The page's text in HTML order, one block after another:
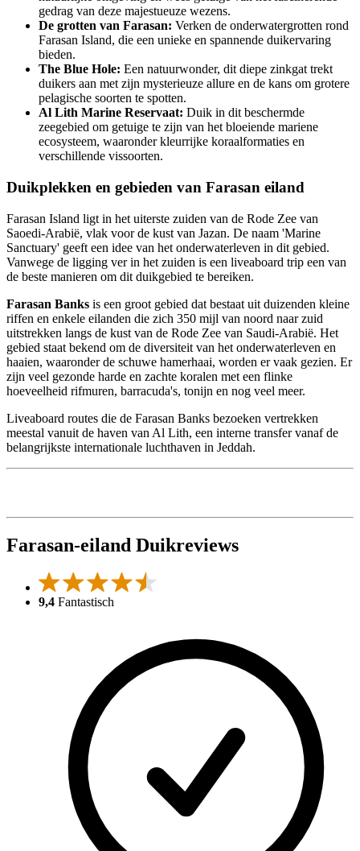
gedrag van deze majestueuze wezens.
De grotten van Farasan: Verken de onderwatergrotten rond
Farasan Island, die een unieke en spannende duikervaring
bieden.
The Blue Hole: Een natuurwonder, dit diepe zinkgat trekt
duikers aan met zijn mysterieuze allure en de kans om grotere
pelagische soorten te spotten.
Al Lith Marine Reservaat: Duik in dit beschermde
zeegebied om getuige te zijn van het bloeiende mariene
ecosysteem, waaronder kleurrijke koraalformaties en
verschillende vissoorten.
Duikplekken en gebieden van Farasan eiland
Farasan Island ligt in het uiterste zuiden van de Rode Zee van
Saoedi-Arabië, vlak voor de kust van Jazan. De naam 'Marine
Sanctuary' geeft een idee van het onderwaterleven in dit gebied.
Vanwege de ligging ver in het zuiden is een liveaboard trip een van
de beste manieren om dit duikgebied te bereiken.
Farasan Banks is een groot gebied dat bestaat uit duizenden kleine
riffen en enkele eilanden die zich 350 mijl van noord naar zuid
uitstrekken langs de kust van de Rode Zee van Saudi-Arabië. Het
gebied staat bekend om de diversiteit van het onderwaterleven en
haaien, waaronder de schuwe hamerhaai, worden er vaak gezien. Er
zijn veel gezonde harde en zachte koralen met een flinke
hoeveelheid rifmuren, barracuda's, tonijn en nog veel meer.
Liveaboard routes die de Farasan Banks bezoeken vertrekken
meestal vanuit de haven van Al Lith, een interne transfer vanaf de
belangrijkste internationale luchthaven in Jeddah.
Farasan-eiland Duikreviews
9,4 Fantastisch